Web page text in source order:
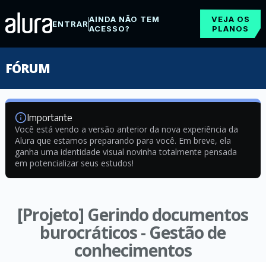
ENTRARAINDA NÃO TEM
ACESSO?
VEJA OS
PLANOS
FÓRUM
Importante
Você está vendo a versão anterior da nova experiência da
Alura que estamos preparando para você. Em breve, ela
ganha uma identidade visual novinha totalmente pensada
em potencializar seus estudos!
[Projeto] Gerindo documentos
burocráticos - Gestão de
conhecimentos